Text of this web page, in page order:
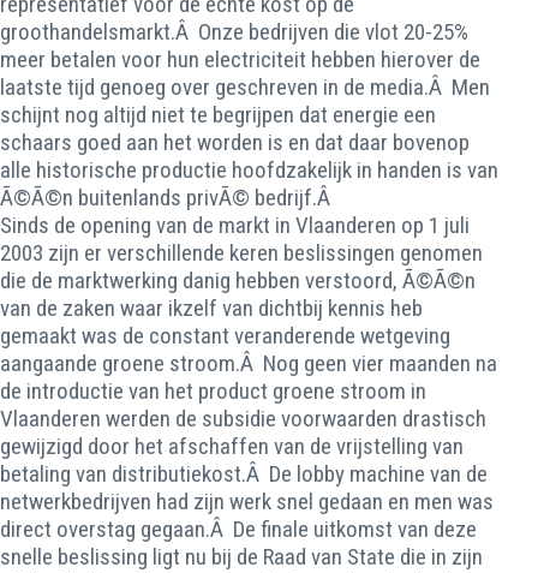
groothandelsmarkt.Â Onze bedrijven die vlot 20-25%
meer betalen voor hun electriciteit hebben hierover de
laatste tijd genoeg over geschreven in de media.Â Men
schijnt nog altijd niet te begrijpen dat energie een
schaars goed aan het worden is en dat daar bovenop
alle historische productie hoofdzakelijk in handen is van
Ã©Ã©n buitenlands privÃ© bedrijf.Â
Sinds de opening van de markt in Vlaanderen op 1 juli
2003 zijn er verschillende keren beslissingen genomen
die de marktwerking danig hebben verstoord, Ã©Ã©n
van de zaken waar ikzelf van dichtbij kennis heb
gemaakt was de constant veranderende wetgeving
aangaande groene stroom.Â Nog geen vier maanden na
de introductie van het product groene stroom in
Vlaanderen werden de subsidie voorwaarden drastisch
gewijzigd door het afschaffen van de vrijstelling van
betaling van distributiekost.Â De lobby machine van de
netwerkbedrijven had zijn werk snel gedaan en men was
direct overstag gegaan.Â De finale uitkomst van deze
snelle beslissing ligt nu bij de Raad van State die in zijn